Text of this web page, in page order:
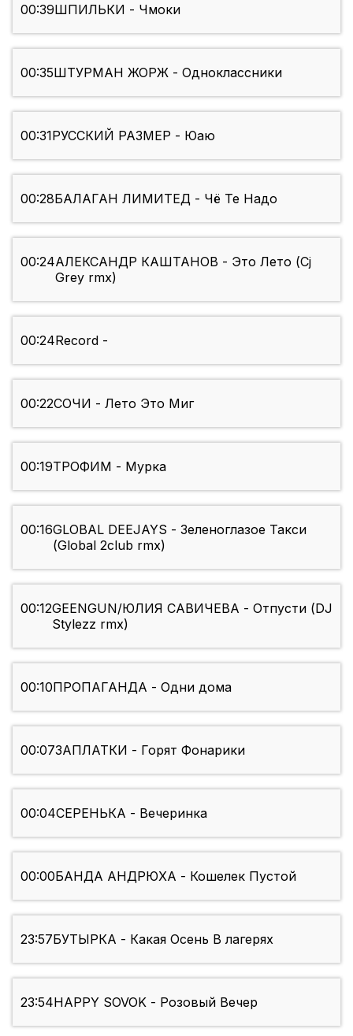
00:39ШПИЛЬКИ - Чмоки
00:35ШТУРМАН ЖОРЖ - Одноклассники
00:31РУССКИЙ РАЗМЕР - Юаю
00:28БАЛАГАН ЛИМИТЕД - Чё Те Надо
00:24АЛЕКСАНДР КАШТАНОВ - Это Лето (Cj
Grey rmx)
00:24Record -
00:22СОЧИ - Лето Это Миг
00:19ТРОФИМ - Мурка
00:16GLOBAL DEEJAYS - Зеленоглазое Такси
(Global 2club rmx)
00:12GEENGUN/ЮЛИЯ САВИЧЕВА - Отпусти (DJ
Stylezz rmx)
00:10ПРОПАГАНДА - Одни дома
00:07ЗАПЛАТКИ - Горят Фонарики
00:04СЕРЕНЬКА - Вечеринка
00:00БАНДА АНДРЮХА - Кошелек Пустой
23:57БУТЫРКА - Какая Осень В лагерях
23:54HAPPY SOVOK - Розовый Вечер